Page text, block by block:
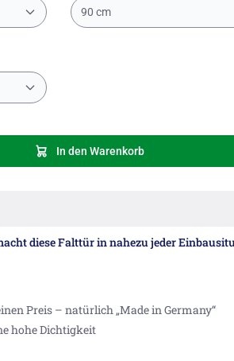
90 cm
In den Warenkorb
diese Falttür in nahezu jeder
Preis – natürlich „Made in Germany“
hohe Dichtigkeit